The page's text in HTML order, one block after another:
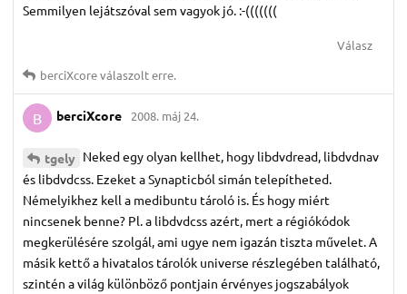
Semmilyen lejátszóval sem vagyok jó. :-(((((((
Válasz
berciXcoreválaszolt erre.
B berciXcore 2008. máj 24.
tgely Neked egy olyan kellhet, hogy libdvdread, libdvdnav
és libdvdcss. Ezeket a Synapticból simán telepítheted.
Némelyikhez kell a medibuntu tároló is. És hogy miért
nincsenek benne? Pl. a libdvdcss azért, mert a régiókódok
megkerülésére szolgál, ami ugye nem igazán tiszta művelet. A
másik kettő a hivatalos tárolók universe részlegében található,
szintén a világ különböző pontjain érvényes jogszabályok